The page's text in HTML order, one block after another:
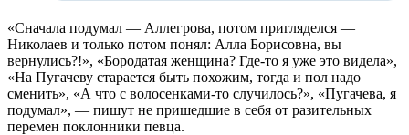
«Сначала подумал — Аллегрова, потом пригляделся —
Николаев и только потом понял: Алла Борисовна, вы
вернулись?!», «Бородатая женщина? Где-то я уже это видела»,
«На Пугачеву старается быть похожим, тогда и пол надо
сменить», «А что с волосенками-то случилось?», «Пугачева, я
подумал», — пишут не пришедшие в себя от разительных
перемен поклонники певца.